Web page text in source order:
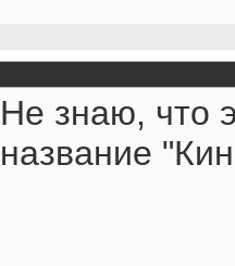
Не знаю, что
название